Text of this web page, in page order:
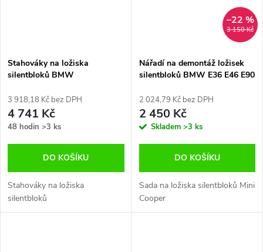
Stahováky na ložiska
silentbloků BMW
3 918,18 Kč bez DPH
4 741 Kč
48 hodin >3 ks
DO KOŠÍKU
Stahováky na ložiska
silentbloků
3 150 Kč
–22 %
Nářadí na demontáž ložisek
silentbloků BMW E36 E46 E90
2 024,79 Kč bez DPH
2 450 Kč
Skladem >3 ks
DO KOŠÍKU
Sada na ložiska silentbloků Mini
Cooper